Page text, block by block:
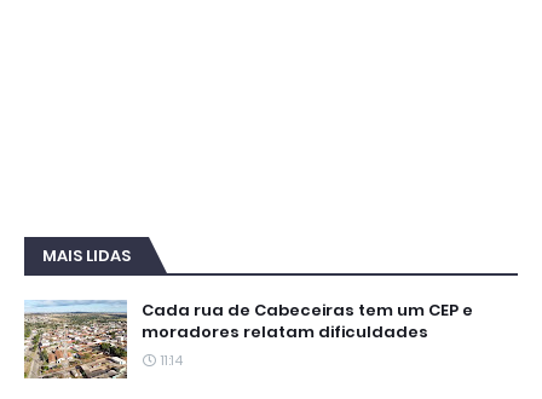
MAIS LIDAS
Cada rua de Cabeceiras tem um CEP e
moradores relatam dificuldades
11:14